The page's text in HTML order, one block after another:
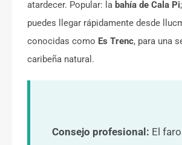
atardecer. Popular: la bahía de Cala Pi
puedes llegar rápidamente desde
conocidas como Es Trenc, para una
caribeña natural.
Consejo profesional: El